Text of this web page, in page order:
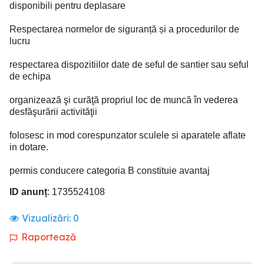
disponibili pentru deplasare
Respectarea normelor de siguranță și a procedurilor de
lucru
respectarea dispozitiilor date de seful de santier sau seful
de echipa
organizează şi curăţă propriul loc de muncă în vederea
desfăşurării activităţii
folosesc in mod corespunzator sculele si aparatele aflate
in dotare.
permis conducere categoria B constituie avantaj
ID anunț: 1735524108
Vizualizări: 0
Raportează